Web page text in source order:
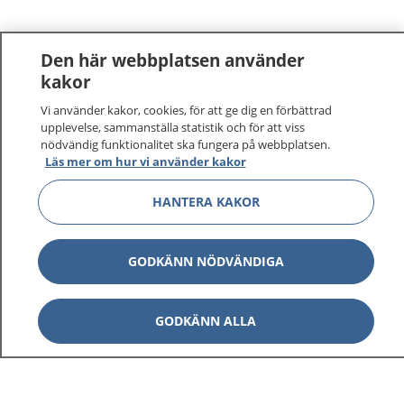
1177–tryggt om din hälsa och vård
På 1177.se får du råd om hälsa och information om
sjukdomar och vilka mottagningar du kan kontakta.
Logga in för att läsa din journal och göra dina
vårdärenden. Ring telefonnummer 1177 för
sjukvårdsrådgivning dygnet runt.
1177 ger dig råd när du vill må bättre.
Den här webbplatsen använder
kakor
Vi använder kakor, cookies, för att ge dig en förbättrad
upplevelse, sammanställa statistik och för att viss
nödvändig funktionalitet ska fungera på webbplatsen.
Läs mer om hur vi använder kakor
HANTERA KAKOR
GODKÄNN NÖDVÄNDIGA
GODKÄNN ALLA